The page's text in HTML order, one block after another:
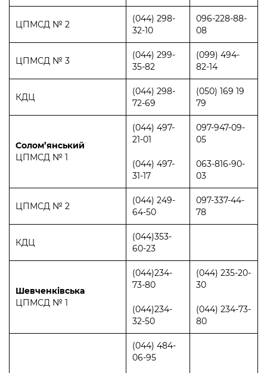
ЦПМСД № 2
(044) 298-
32-10
096-228-88-
08
ЦПМСД № 3
(044) 299-
35-82
(099) 494-
82-14
КДЦ
(044) 298-
72-69
(050) 169 19
79
Солом’янський
ЦПМСД № 1
(044) 497-
21-01
(044) 497-
31-17
097-947-09-
05
063-816-90-
03
ЦПМСД № 2
(044) 249-
64-50
097-337-44-
78
КДЦ
(044)353-
60-23
Шевченківська
ЦПМСД № 1
(044)234-
73-80
(044)234-
32-50
(044) 235-20-
30
(044) 234-73-
80
(044) 484-
06-95